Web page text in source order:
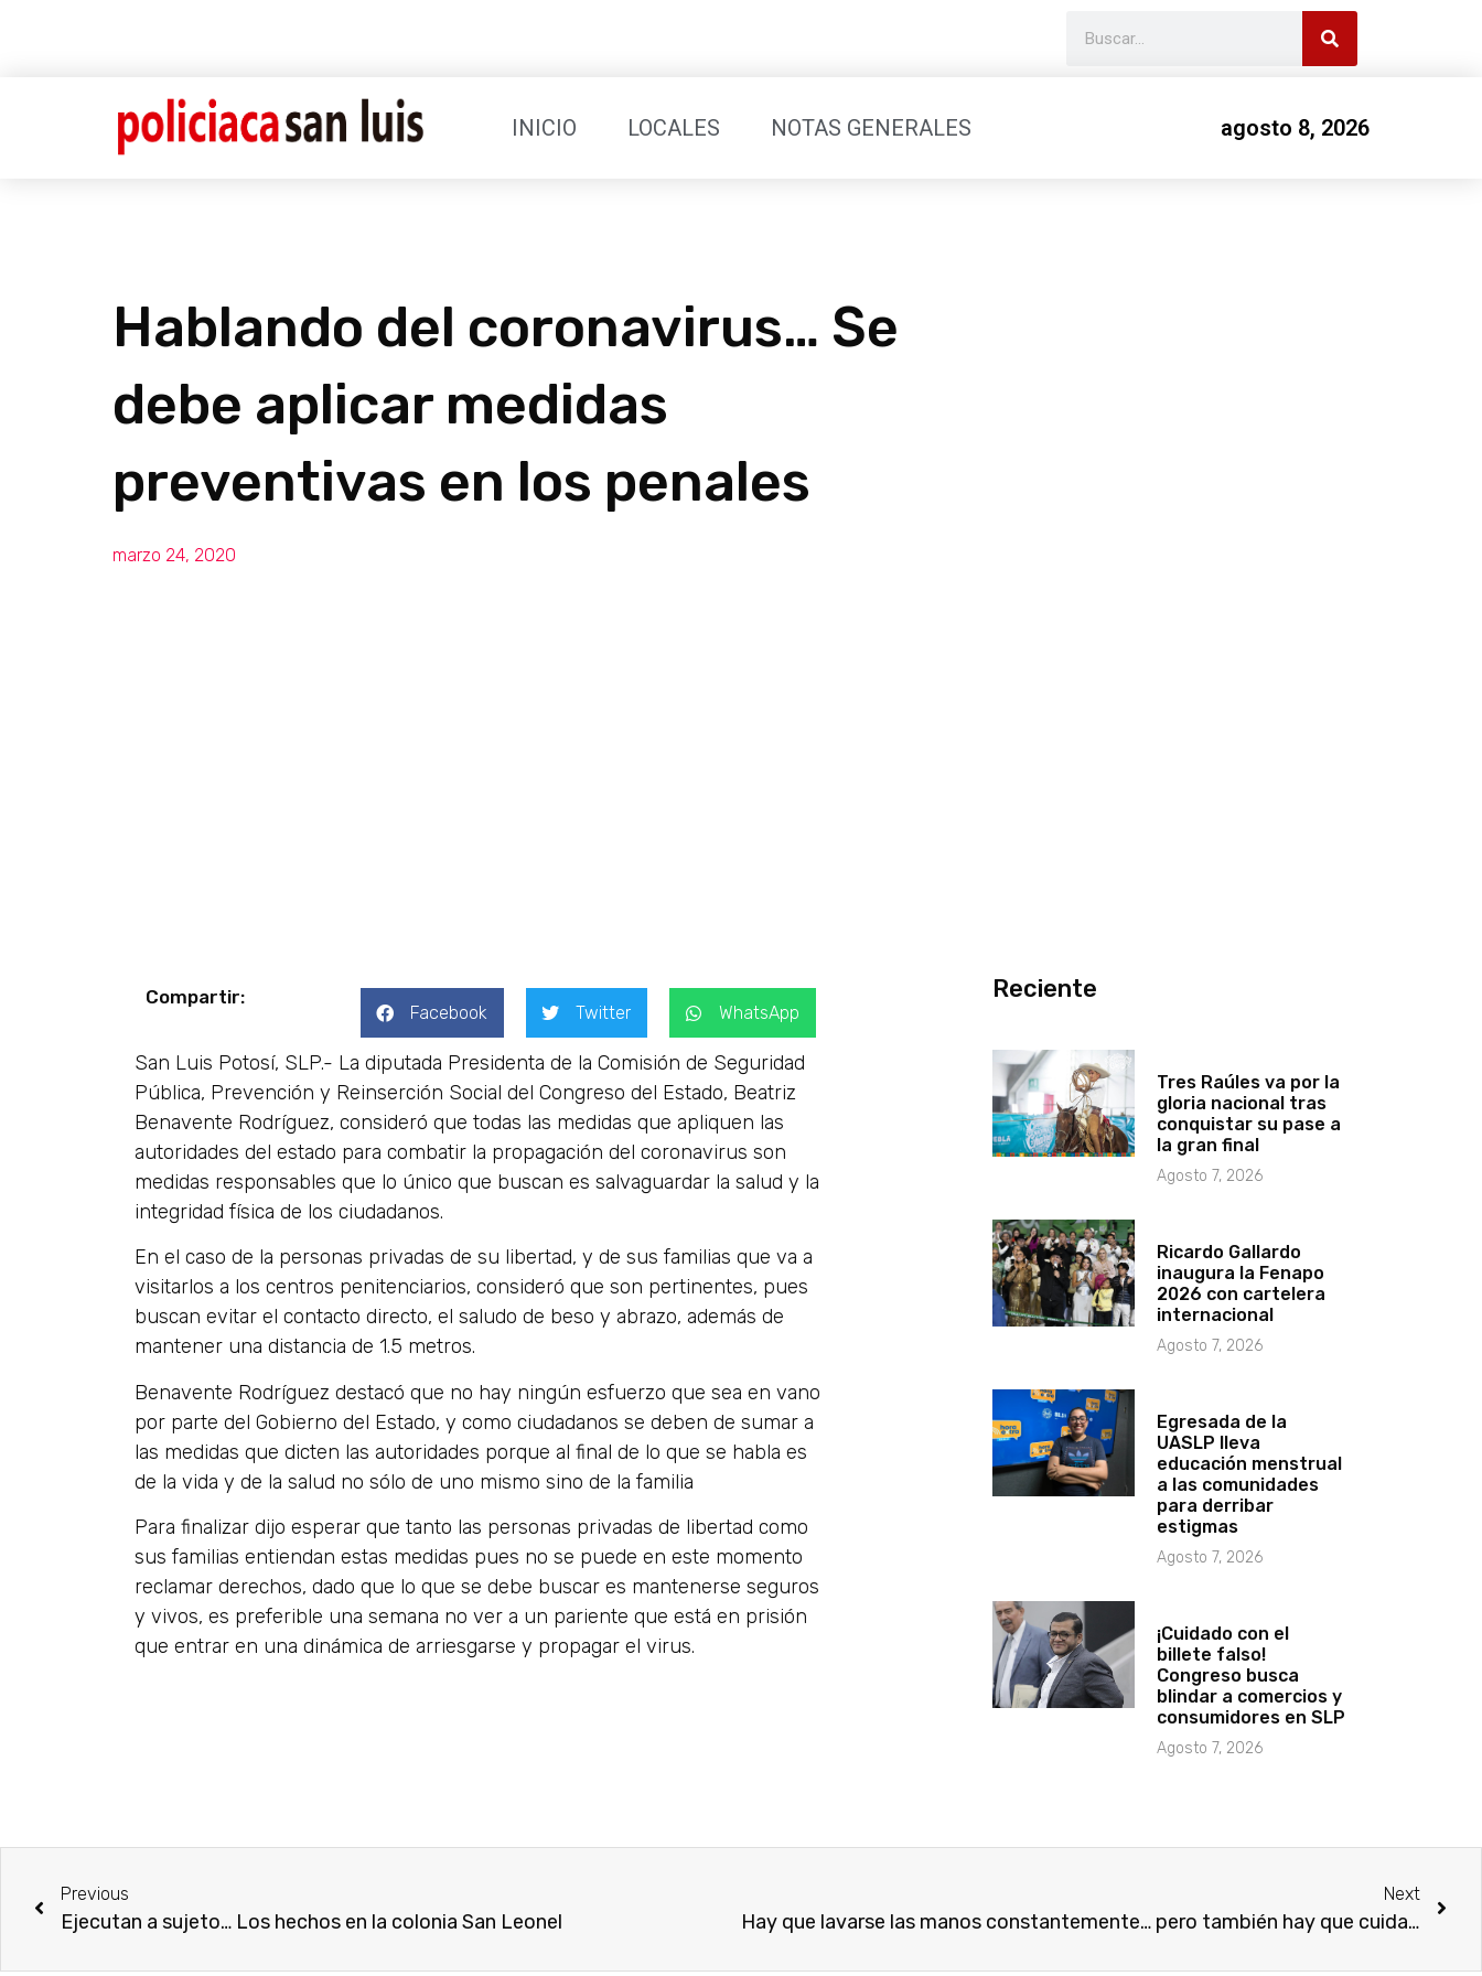
INICIO LOCALES NOTAS GENERALES agosto 8, 2026
Hablando del coronavirus… Se
debe aplicar medidas
preventivas en los penales
marzo 24, 2020
Compartir:
Facebook Twitter WhatsApp
San Luis Potosí, SLP.- La diputada Presidenta de la Comisión de Seguridad
Pública, Prevención y Reinserción Social del Congreso del Estado, Beatriz
Benavente Rodríguez, consideró que todas las medidas que apliquen las
autoridades del estado para combatir la propagación del coronavirus son
medidas responsables que lo único que buscan es salvaguardar la salud y la
integridad física de los ciudadanos.
En el caso de la personas privadas de su libertad, y de sus familias que va a
visitarlos a los centros penitenciarios, consideró que son pertinentes, pues
buscan evitar el contacto directo, el saludo de beso y abrazo, además de
mantener una distancia de 1.5 metros.
Benavente Rodríguez destacó que no hay ningún esfuerzo que sea en vano
por parte del Gobierno del Estado, y como ciudadanos se deben de sumar a
las medidas que dicten las autoridades porque al final de lo que se habla es
de la vida y de la salud no sólo de uno mismo sino de la familia
Para finalizar dijo esperar que tanto las personas privadas de libertad como
sus familias entiendan estas medidas pues no se puede en este momento
reclamar derechos, dado que lo que se debe buscar es mantenerse seguros
y vivos, es preferible una semana no ver a un pariente que está en prisión
que entrar en una dinámica de arriesgarse y propagar el virus.
Reciente
Tres Raúles va por la
gloria nacional tras
conquistar su pase a
la gran final
Agosto 7, 2026
Ricardo Gallardo
inaugura la Fenapo
2026 con cartelera
internacional
Agosto 7, 2026
Egresada de la
UASLP lleva
educación menstrual
a las comunidades
para derribar
estigmas
Agosto 7, 2026
¡Cuidado con el
billete falso!
Congreso busca
blindar a comercios y
consumidores en SLP
Agosto 7, 2026
Previous
Ejecutan a sujeto… Los hechos en la colonia San Leonel
Next
Hay que lavarse las manos constantemente… pero también hay que cuidar el agua